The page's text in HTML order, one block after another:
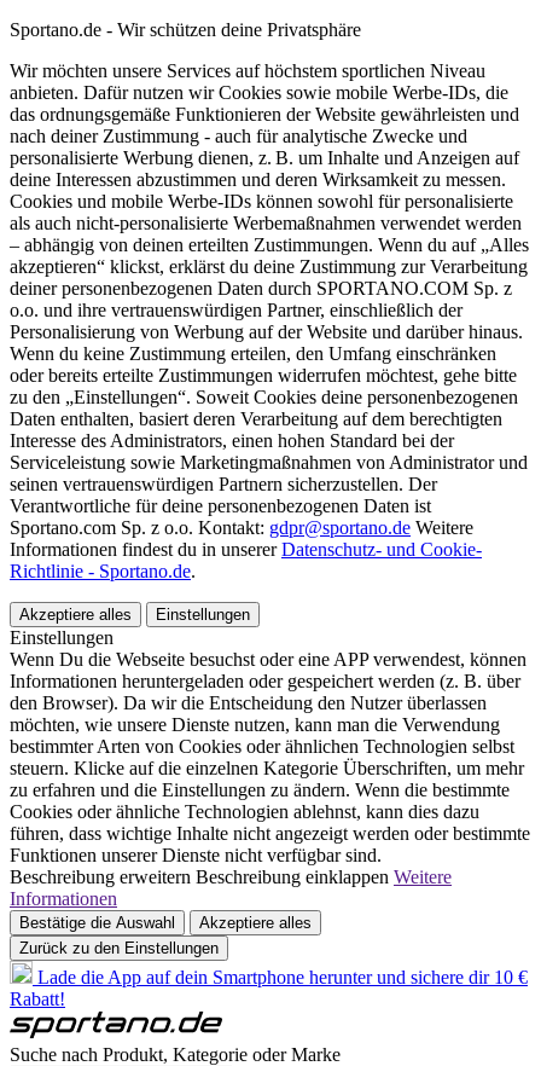
Sportano.de - Wir schützen deine Privatsphäre
Wir möchten unsere Services auf höchstem sportlichen Niveau
anbieten. Dafür nutzen wir Cookies sowie mobile Werbe-IDs, die
das ordnungsgemäße Funktionieren der Website gewährleisten und
nach deiner Zustimmung - auch für analytische Zwecke und
personalisierte Werbung dienen, z. B. um Inhalte und Anzeigen auf
deine Interessen abzustimmen und deren Wirksamkeit zu messen.
Cookies und mobile Werbe-IDs können sowohl für personalisierte
als auch nicht-personalisierte Werbemaßnahmen verwendet werden
– abhängig von deinen erteilten Zustimmungen. Wenn du auf „Alles
akzeptieren“ klickst, erklärst du deine Zustimmung zur Verarbeitung
deiner personenbezogenen Daten durch SPORTANO.COM Sp. z
o.o. und ihre vertrauenswürdigen Partner, einschließlich der
Personalisierung von Werbung auf der Website und darüber hinaus.
Wenn du keine Zustimmung erteilen, den Umfang einschränken
oder bereits erteilte Zustimmungen widerrufen möchtest, gehe bitte
zu den „Einstellungen“. Soweit Cookies deine personenbezogenen
Daten enthalten, basiert deren Verarbeitung auf dem berechtigten
Interesse des Administrators, einen hohen Standard bei der
Serviceleistung sowie Marketingmaßnahmen von Administrator und
seinen vertrauenswürdigen Partnern sicherzustellen. Der
Verantwortliche für deine personenbezogenen Daten ist
Sportano.com Sp. z o.o. Kontakt: gdpr@sportano.de Weitere
Informationen findest du in unsererDatenschutz- und Cookie-
Richtlinie - Sportano.de.
Akzeptiere alles Einstellungen
Einstellungen
Wenn Du die Webseite besuchst oder eine APP verwendest, können
Informationen heruntergeladen oder gespeichert werden (z. B. über
den Browser). Da wir die Entscheidung den Nutzer überlassen
möchten, wie unsere Dienste nutzen, kann man die Verwendung
bestimmter Arten von Cookies oder ähnlichen Technologien selbst
steuern. Klicke auf die einzelnen Kategorie Überschriften, um mehr
zu erfahren und die Einstellungen zu ändern. Wenn die bestimmte
Cookies oder ähnliche Technologien ablehnst, kann dies dazu
führen, dass wichtige Inhalte nicht angezeigt werden oder bestimmte
Funktionen unserer Dienste nicht verfügbar sind.
Beschreibung erweitern Beschreibung einklappen Weitere
Informationen
Bestätige die Auswahl
Akzeptiere alles
Zurück zu den Einstellungen
Lade die App auf dein Smartphone herunter und sichere dir 10 €
Rabatt!
Suche nach Produkt, Kategorie oder Marke